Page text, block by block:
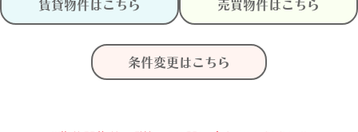
賃貸物件はこちら 売買物件はこちら
条件変更はこちら